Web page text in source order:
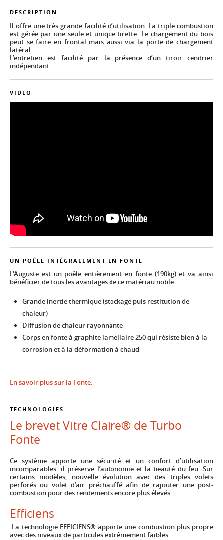
DESCRIPTION
Il offre une très grande facilité d’utilisation. La triple combustion
est gérée par une seule et unique tirette. Le chargement du bois
peut se faire en frontal mais aussi via la porte de chargement
latéral.
L’entretien est facilité par la présence d’un tiroir cendrier
indépendant.
VIDEO
UN POÊLE INTÉGRALEMENT EN FONTE
L'Auguste est un poêle entièrement en fonte (190kg) et va ainsi
bénéficier de tous les avantages de ce matériau noble.
Grande inertie thermique (stockage puis restitution de
chaleur)
Diffusion de chaleur rayonnante
Corps en fonte à graphite lamellaire 250 qui résiste bien à la
corrosion et à la déformation à chaud
En savoir plus sur la Fonte.
TECHNOLOGIES
Le brevet Vitre Claire® de Turbo
Fonte
Ce système apporte une sécurité et un confort d’utilisation
incomparables. il préserve l’autonomie et la beauté du feu. Sur
certains modèles, nouvelle évolution avec des triples volets
perforés ou volet d’air préchauffé afin de rajouter une post-
combustion pour des rendements encore plus élevés.
Efficiens
La technologie EFFICIENS® apporte une combustion plus propre
avec des niveaux de particules extrêmement faibles.